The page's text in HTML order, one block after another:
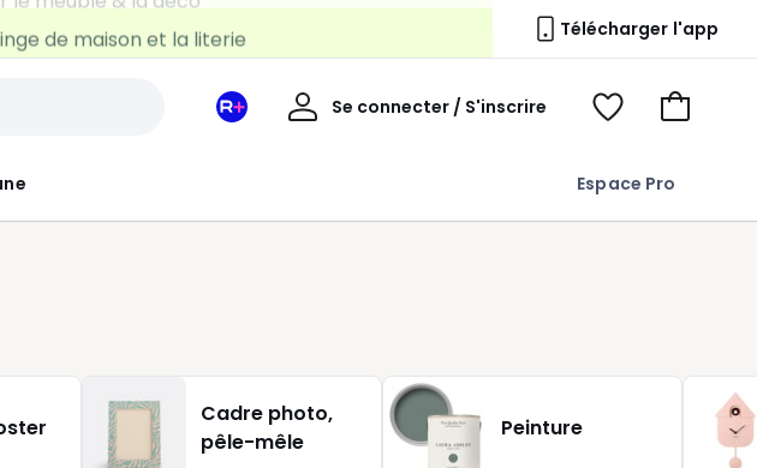
de maison et la literie
Télécharger l'app
Espace Pro
Mon
Se connecter / S'inscrire
Mon
Voir
Voir
Cadre photo,
pêle-mêle
Peinture